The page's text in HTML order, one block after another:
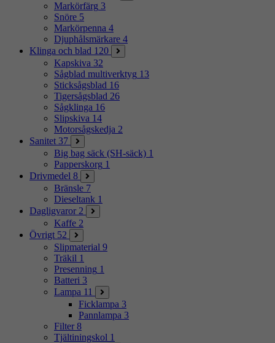
Markörfärg 3
Snöre 5
Markörpenna 4
Djuphålsmärkare 4
Klinga och blad 120
Kapskiva 32
Sågblad multiverktyg 13
Sticksågsblad 16
Tigersågsblad 26
Sågklinga 16
Slipskiva 14
Motorsågskedja 2
Sanitet 37
Big bag säck (SH-säck) 1
Papperskorg 1
Drivmedel 8
Bränsle 7
Dieseltank 1
Dagligvaror 2
Kaffe 2
Övrigt 52
Slipmaterial 9
Träkil 1
Presenning 1
Batteri 3
Lampa 11
Ficklampa 3
Pannlampa 3
Filter 8
Tjältiningskol 1